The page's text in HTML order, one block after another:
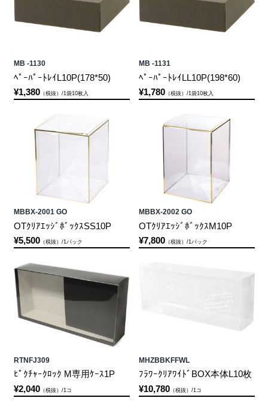
MB -1130
ﾍﾟｰﾊﾟｰﾄﾚｲL10P(178*50)
¥1,380（税抜）/1袋10枚入
MB -1131
ﾍﾟｰﾊﾟｰﾄﾚｲLL10P(198*60)
¥1,780（税抜）/1袋10枚入
MBBX-2001 GO
OTｸﾘｱｴｯｼﾞﾎﾞｯｸｽSS10P
¥5,500（税抜）/1パック
MBBX-2002 GO
OTｸﾘｱｴｯｼﾞﾎﾞｯｸｽM10P
¥7,800（税抜）/1パック
RTNFJ309
ﾋﾟｸﾁｬｰｸﾛｯｸ M専用ｹｰｽ1P
¥2,040（税抜）/1コ
MHZBBKFFWL
ﾌﾗﾜｰｸﾘｱﾜｲﾄﾞBOX本体L10枚
¥10,780（税抜）/1コ